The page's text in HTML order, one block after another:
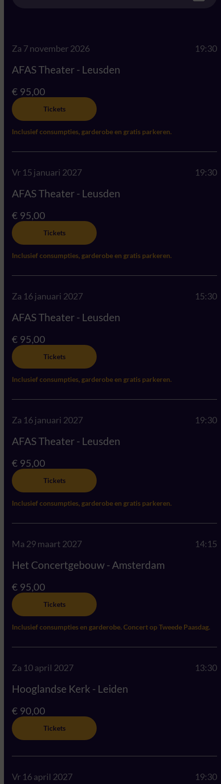
Za 7 november 2026 19:30
AFAS Theater - Leusden
€ 95,00
Tickets
Inclusief consumpties, garderobe en gratis parkeren.
Vr 15 januari 2027 19:30
AFAS Theater - Leusden
€ 95,00
Tickets
Inclusief consumpties, garderobe en gratis parkeren.
Za 16 januari 2027 15:30
AFAS Theater - Leusden
€ 95,00
Tickets
Inclusief consumpties, garderobe en gratis parkeren.
Za 16 januari 2027 19:30
AFAS Theater - Leusden
€ 95,00
Tickets
Inclusief consumpties, garderobe en gratis parkeren.
Ma 29 maart 2027 14:15
Het Concertgebouw - Amsterdam
€ 95,00
Tickets
Inclusief consumpties en garderobe. Concert op Tweede Paasdag.
Za 10 april 2027 13:30
Hooglandse Kerk - Leiden
€ 90,00
Tickets
Vr 16 april 2027 19:30